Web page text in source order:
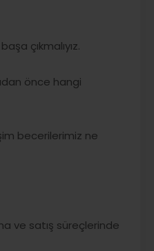
çıkmalıyız.
önce hangi
becerilerimiz ne
ve satış süreçlerinde